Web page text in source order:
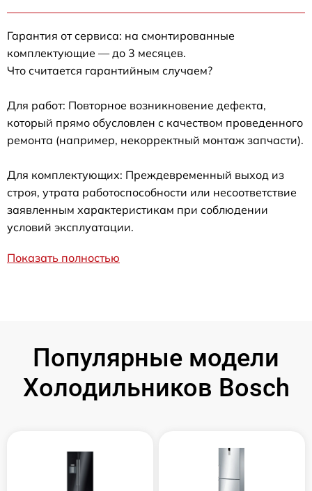
Гарантия от сервиса: на смонтированные
комплектующие — до 3 месяцев.
Что считается гарантийным случаем?
Для работ: Повторное возникновение дефекта,
который прямо обусловлен с качеством проведенного
ремонта (например, некорректный монтаж запчасти).
Для комплектующих: Преждевременный выход из
строя, утрата работоспособности или несоответствие
заявленным характеристикам при соблюдении
условий эксплуатации.
Показать полностью
Популярные модели
Холодильников Bosch